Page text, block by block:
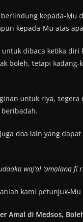
berlindung kepada-
kepada-Mu atas
dibaca ketika
boleh, tetapi
untuk riya,
doa lain yang
waj’al ‘amalana fi
kami petunjuk-
Amal di Medsos,